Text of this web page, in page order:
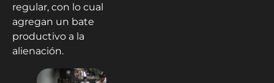
regular, con lo cual
agregan un bate
productivo a la
alienación.